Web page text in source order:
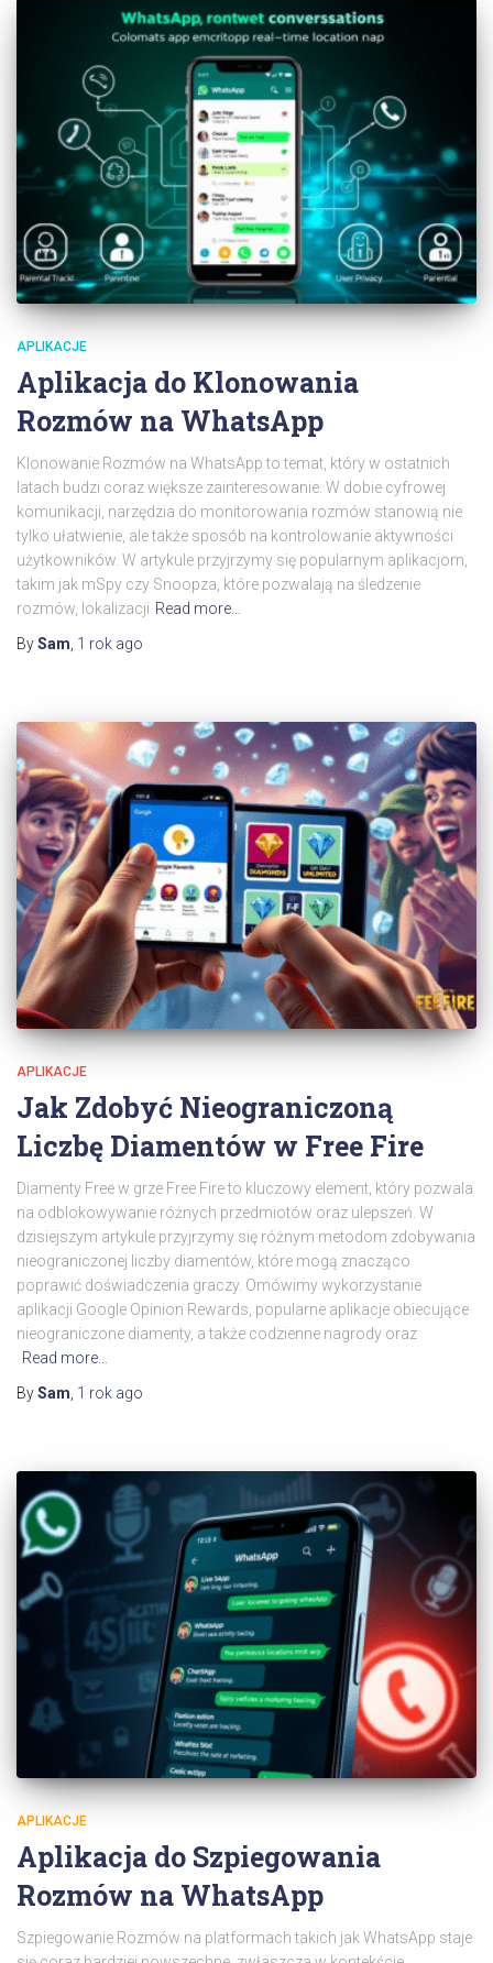
APLIKACJE
Aplikacja do Klonowania
Rozmów na WhatsApp
Klonowanie Rozmów na WhatsApp to temat, który w ostatnich
latach budzi coraz większe zainteresowanie. W dobie cyfrowej
komunikacji, narzędzia do monitorowania rozmów stanowią nie
tylko ułatwienie, ale także sposób na kontrolowanie aktywności
użytkowników. W artykule przyjrzymy się popularnym aplikacjom,
takim jak mSpy czy Snoopza, które pozwalają na śledzenie
rozmów, lokalizacji Read more…
BySam, 1 rok ago
APLIKACJE
Jak Zdobyć Nieograniczoną
Liczbę Diamentów w Free Fire
Diamenty Free w grze Free Fire to kluczowy element, który pozwala
na odblokowywanie różnych przedmiotów oraz ulepszeń. W
dzisiejszym artykule przyjrzymy się różnym metodom zdobywania
nieograniczonej liczby diamentów, które mogą znacząco
poprawić doświadczenia graczy. Omówimy wykorzystanie
aplikacji Google Opinion Rewards, popularne aplikacje obiecujące
nieograniczone diamenty, a także codzienne nagrody oraz
Read more…
BySam 1 rok ago
APLIKACJE
Aplikacja do Szpiegowania
Rozmów na WhatsApp
Szpiegowanie Rozmów na platformach takich jak WhatsApp staje